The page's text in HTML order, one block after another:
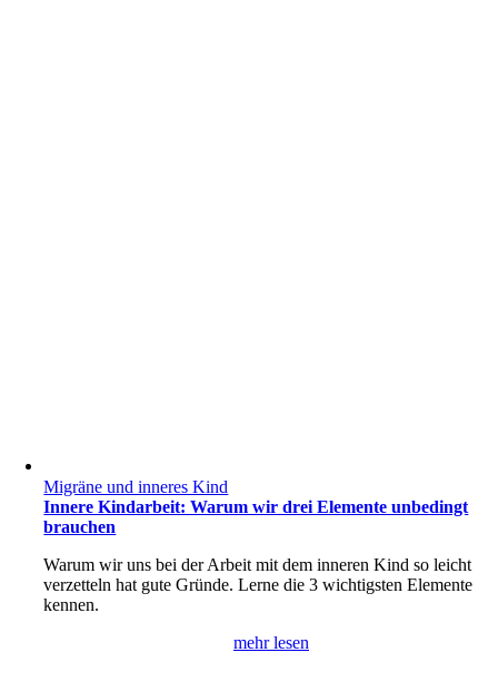
Migräne und inneres Kind
Innere Kindarbeit: Warum wir drei Elemente unbedingt
brauchen
Warum wir uns bei der Arbeit mit dem inneren Kind so leicht
verzetteln hat gute Gründe. Lerne die 3 wichtigsten Elemente
kennen.
mehr lesen